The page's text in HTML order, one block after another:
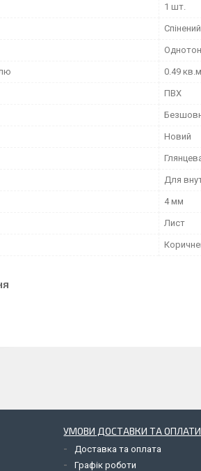
1 шт.
0.49 кв.м
ПВХ
Новий
Для
4 мм
Лист
УМОВИ ДОСТАВКИ ТА ОПЛАТИ
Доставка та оплата
Графік роботи